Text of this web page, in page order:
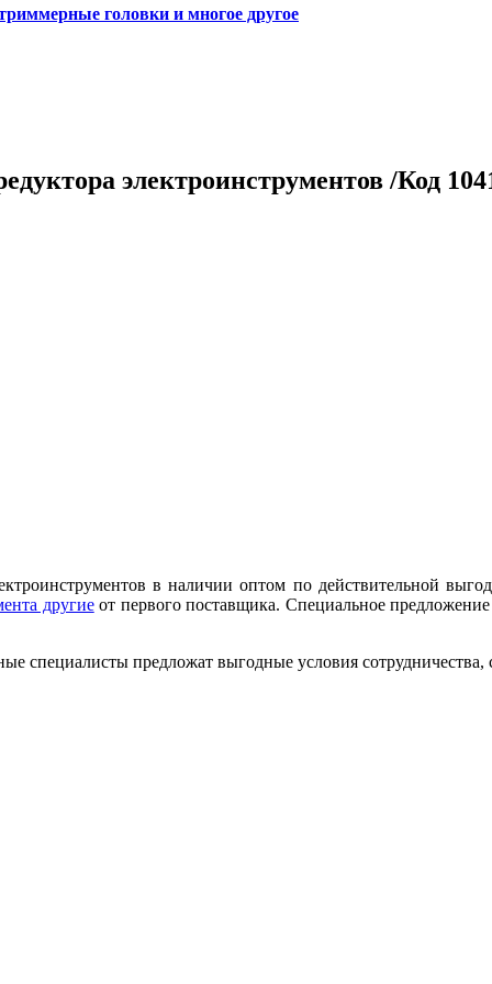
головки и многое другое
электроинструментов /Код
в наличии оптом по действительной
другиеот первого поставщика. Специальное предложение
специалисты предложат выгодные условия